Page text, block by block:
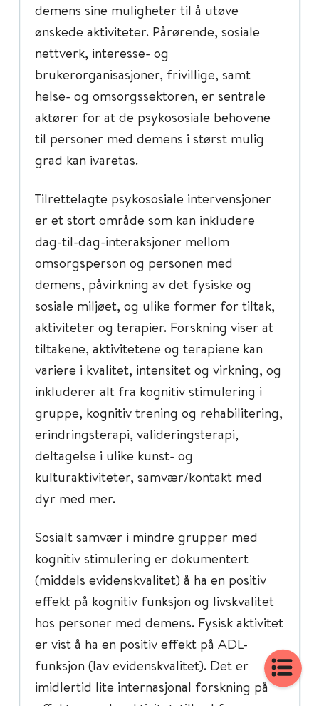
demens sine muligheter til å utøve
ønskede aktiviteter. Pårørende, sosiale
nettverk, interesse- og
brukerorganisasjoner, frivillige, samt
helse- og omsorgssektoren, er sentrale
aktører for at de psykososiale behovene
til personer med demens i størst mulig
grad kan ivaretas.
Tilrettelagte psykososiale intervensjoner
er et stort område som kan inkludere
dag-til-dag-interaksjoner mellom
omsorgsperson og personen med
demens, påvirkning av det fysiske og
sosiale miljøet, og ulike former for tiltak,
aktiviteter og terapier. Forskning viser at
tiltakene, aktivitetene og terapiene kan
variere i kvalitet, intensitet og virkning, og
inkluderer alt fra kognitiv stimulering i
gruppe, kognitiv trening og rehabilitering,
erindringsterapi, valideringsterapi,
deltagelse i ulike kunst- og
kulturaktiviteter, samvær/kontakt med
dyr med mer.
Sosialt samvær i mindre grupper med
kognitiv stimulering er dokumentert
(middels evidenskvalitet) å ha en positiv
effekt på kognitiv funksjon og livskvalitet
hos personer med demens. Fysisk aktivitet
er vist å ha en positiv effekt på ADL-
funksjon (lav evidenskvalitet). Det er
imidlertid lite internasjonal forskning på